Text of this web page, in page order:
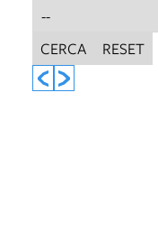
CERCA RESET